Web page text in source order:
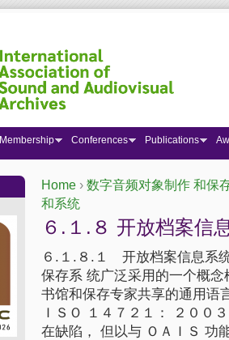
You are here
Home › 数字音频对象制作 和保
和系统
６.１.８ 开放档案信
６.１.８.１ 开放档案信息系
保存系 统广泛采用的一个概
书馆和保存专家共享的通用语
ＩＳＯ １４７２１： ２００
在缺陷， 但以与 ＯＡＩＳ 功
Membership Conferences Publications